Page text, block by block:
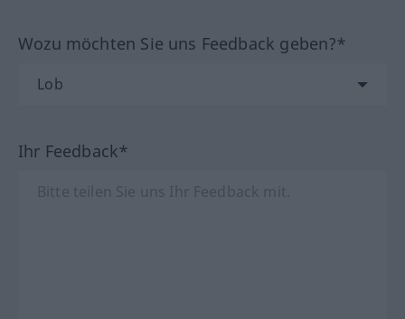
Wozu möchten Sie uns Feedback geben?*
Ihr Feedback*